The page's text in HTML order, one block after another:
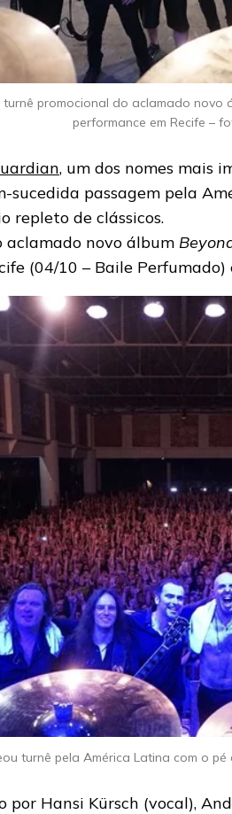
promocional do aclamado novo
performance em Recife –
, um dos nomes mais
sucedida passagem pela
repleto de clássicos.
novo álbum
(04/10 – Baile
turnê pela América Latina com o
por Hansi Kürsch (vocal),